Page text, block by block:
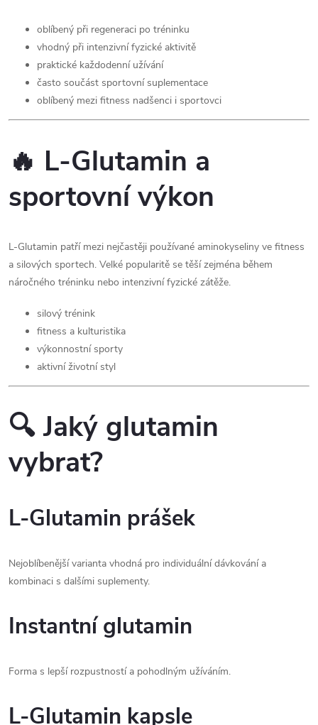
oblíbený při regeneraci po tréninku
vhodný při intenzivní fyzické aktivitě
praktické každodenní užívání
často součást sportovní suplementace
oblíbený mezi fitness nadšenci i sportovci
🔥 L-Glutamin a
sportovní výkon
L-Glutamin patří mezi nejčastěji používané aminokyseliny ve fitness
a silových sportech. Velké popularitě se těší zejména během
náročného tréninku nebo intenzivní fyzické zátěže.
silový trénink
fitness a kulturistika
výkonnostní sporty
aktivní životní styl
🔍 Jaký glutamin
vybrat?
L-Glutamin prášek
Nejoblíbenější varianta vhodná pro individuální dávkování a
kombinaci s dalšími suplementy.
Instantní glutamin
Forma s lepší rozpustností a pohodlným užíváním.
L-Glutamin kapsle